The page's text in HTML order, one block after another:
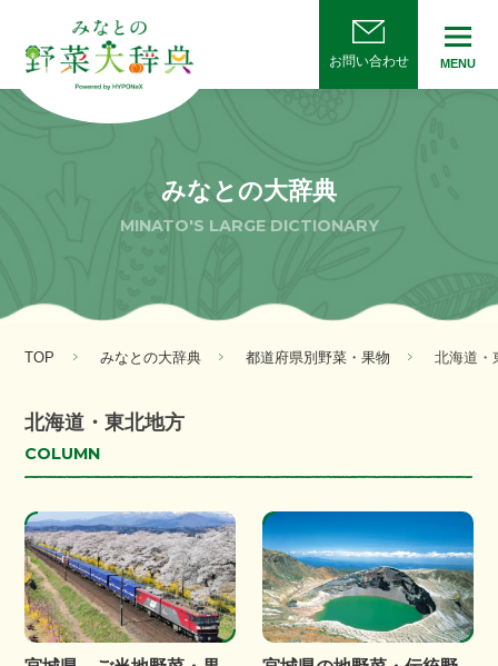
お問い合わせ MENU
みなとの大辞典
MINATO'S LARGE DICTIONARY
TOP みなとの大辞典 都道府県別野菜・果物 北海道・
北海道・東北地方
COLUMN